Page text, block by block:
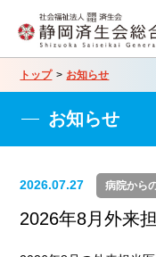
トップ お知らせ
お知らせ
2026.07.27 病院から
2026年8月外来